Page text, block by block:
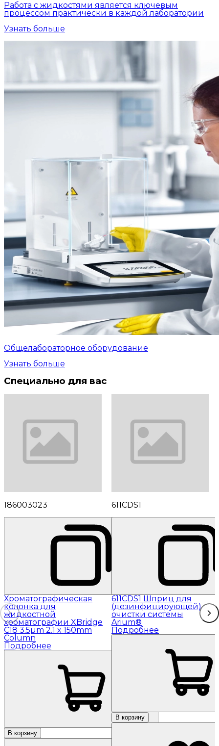
Работа с жидкостями является ключевым
процессом практически в каждой лаборатории
Узнать больше
Общелабораторное оборудование
Узнать больше
Специально для вас
186003023
Хроматографическая
колонка для
жидкостной
хроматографии XBridge
C18 3.5µm 2.1 x 150mm
Column
Подробнее
В корзину
611CDS1
611CDS1 Шприц для
(дезинфицирующей)
очистки системы
Arium®
Подробнее
В корзину